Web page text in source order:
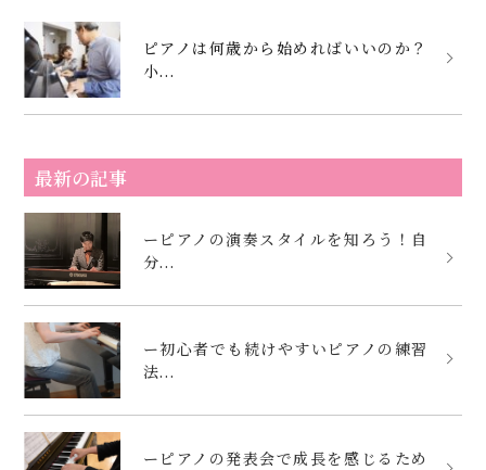
ピアノは何歳から始めればいいのか？
小...
最新の記事
ーピアノの演奏スタイルを知ろう！自
分...
ー初心者でも続けやすいピアノの練習
法...
ーピアノの発表会で成長を感じるため